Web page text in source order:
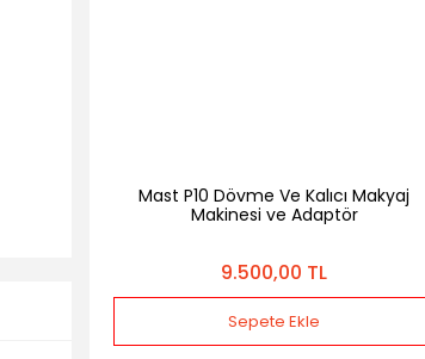
Mast P10 Dövme Ve Kalıcı Makyaj
Makinesi ve Adaptör
9.500,00 TL
Sepete Ekle